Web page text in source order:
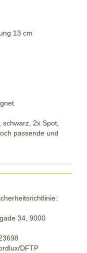
13 cm
2x Spot,
passende und
34, 9000
DFTP